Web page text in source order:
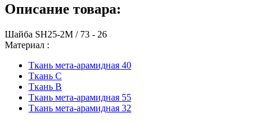
Описание товара:
Шайба SH25-2M / 73 - 26
Материал :
Ткань мета-арамидная 40
Ткань С
Ткань B
Ткань мета-арамидная 55
Ткань мета-арамидная 32